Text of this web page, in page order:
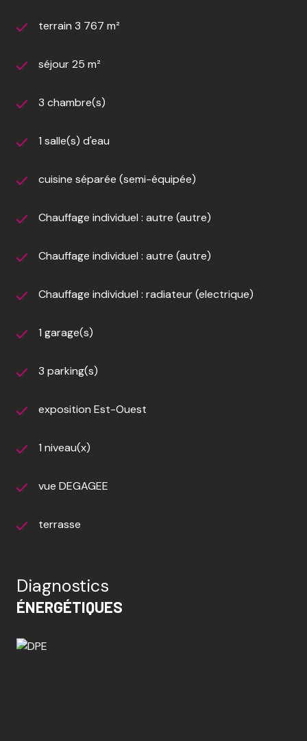
terrain 3 767 m²
séjour 25 m²
3 chambre(s)
1 salle(s) d'eau
cuisine séparée (semi-équipée)
Chauffage individuel : autre (autre)
Chauffage individuel : autre (autre)
Chauffage individuel : radiateur (electrique)
1 garage(s)
3 parking(s)
exposition Est-Ouest
1 niveau(x)
vue DEGAGEE
terrasse
Diagnostics
ÉNERGÉTIQUES